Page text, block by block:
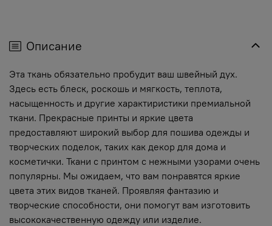
Описание
Эта ткань обязательно пробудит ваш швейный дух.
Здесь есть блеск, роскошь и мягкость, теплота,
насыщенность и другие характиристики премиальной
ткани. Прекрасные принты и яркие цвета
предоставляют широкий выбор для пошива одежды и
творческих поделок, таких как декор для дома и
косметички. Ткани с принтом с нежными узорами очень
популярны. Мы ожидаем, что вам понравятся яркие
цвета этих видов тканей. Проявляя фантазию и
творческие способности, они помогут вам изготовить
высококачественную одежду или изделие.